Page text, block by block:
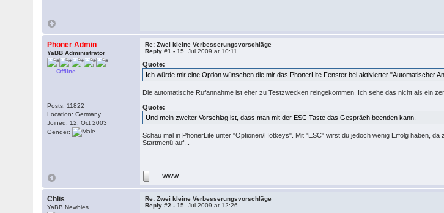
Phoner Admin
YaBB Administrator
Offline
Posts: 11822
Location: Germany
Joined: 12. Oct 2003
Gender:
Re: Zwei kleine Verbesserungsvorschläge
Reply #1 - 15. Jul 2009 at 10:11
Quote:
Ich würde mir eine Option wünschen die mir das PhonerLite Fenster bei aktivierter "Automatischer
Die automatische Rufannahme ist eher zu Testzwecken reingekommen. Ich sehe das nicht als ein
Quote:
Und mein zweiter Vorschlag ist, dass man mit der ESC Taste das Gespräch beenden kann.
Schau mal in PhonerLite unter "Optionen/Hotkeys". Mit "ESC" wirst du jedoch wenig Erfolg haben,
Startmenü auf...
WWW
Chlis
YaBB Newbies
Re: Zwei kleine Verbesserungsvorschläge
Reply #2 - 15. Jul 2009 at 12:26